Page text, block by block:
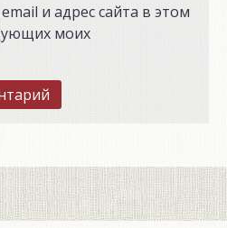
и адрес сайта в этом
моих